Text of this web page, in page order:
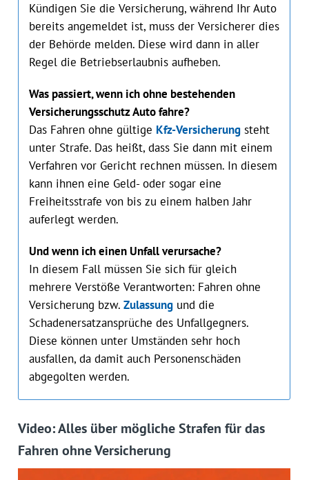
Kündigen Sie die Versicherung, während Ihr Auto
bereits angemeldet ist, muss der Versicherer dies
der Behörde melden. Diese wird dann in aller
Regel die Betriebserlaubnis aufheben.
Was passiert, wenn ich ohne bestehenden
Versicherungsschutz Auto fahre?
Das Fahren ohne gültige Kfz-Versicherungsteht
unter Strafe. Das heißt, dass Sie dann mit einem
Verfahren vor Gericht rechnen müssen. In diesem
kann ihnen eine Geld- oder sogar eine
Freiheitsstrafe von bis zu einem halben Jahr
auferlegt werden.
Und wenn ich einen Unfall verursache?
In diesem Fall müssen Sie sich für gleich
mehrere Verstöße Verantworten: Fahren ohne
Versicherung bzw. Zulassungund die
Schadenersatzansprüche des Unfallgegners.
Diese können unter Umständen sehr hoch
ausfallen, da damit auch Personenschäden
abgegolten werden.
Video: Alles über mögliche Strafen für das
Fahren ohne Versicherung